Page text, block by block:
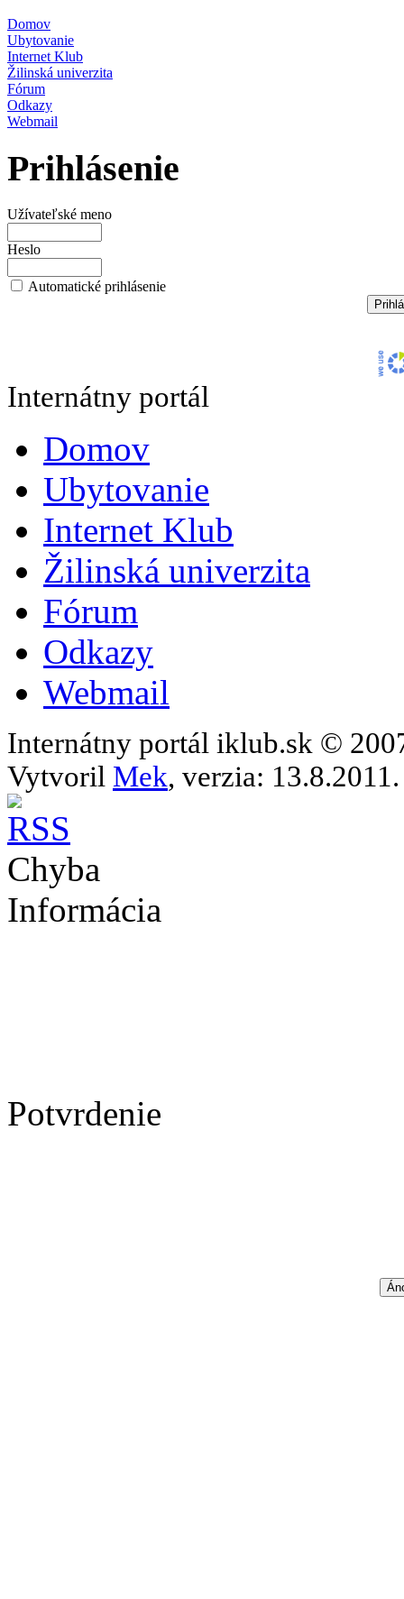
Domov
Ubytovanie
Internet Klub
Žilinská univerzita
Fórum
Odkazy
Webmail
Prihlásenie
Užívateľské meno
Heslo
Automatické prihlásenie
Internátny portál
Domov
Ubytovanie
Internet Klub
Žilinská univerzita
Fórum
Odkazy
Webmail
Internátny portál iklub.sk ©
Vytvoril Mek, verzia: 13.8.2011.
Chyba
Informácia
Potvrdenie